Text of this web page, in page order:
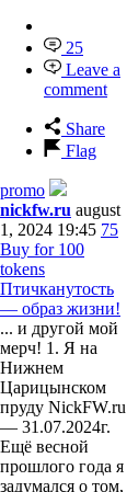
25
Leave a
comment
Share
Flag
promo
nickfw.ru august
1, 2024 19:45 75
Buy for 100
tokens
Птичканутость
— образ жизни!
... и другой мой
мерч! 1. Я на
Нижнем
Царицынском
пруду NickFW.ru
— 31.07.2024г.
Ещё весной
прошлого года я
задумался о том,